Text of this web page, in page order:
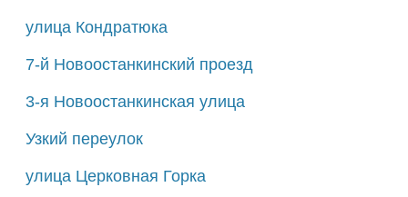
улица Кондратюка
7-й Новоостанкинский проезд
3-я Новоостанкинская улица
Узкий переулок
улица Церковная Горка